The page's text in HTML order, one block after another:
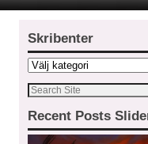
Skribenter
Recent Posts